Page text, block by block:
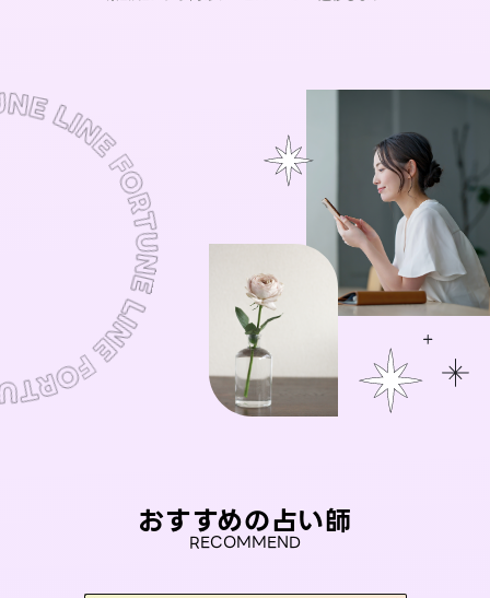
おすすめの占い師
RECOMMEND